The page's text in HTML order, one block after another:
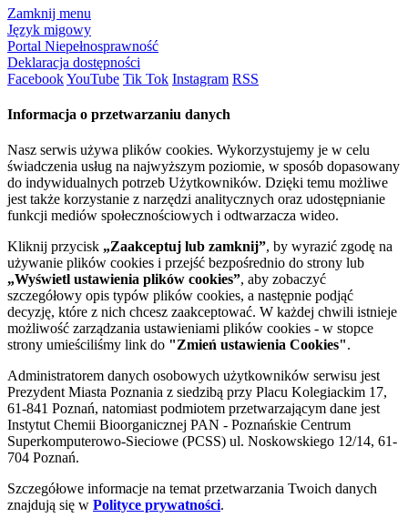
Zamknij menu
Język migowy
Portal Niepełnosprawność
Deklaracja dostępności
FacebookYouTube Tik Tok Instagram RSS
Informacja o przetwarzaniu danych
Nasz serwis używa plików cookies. Wykorzystujemy je w celu
świadczenia usług na najwyższym poziomie, w sposób dopasowany
do indywidualnych potrzeb Użytkowników. Dzięki temu możliwe
jest także korzystanie z narzędzi analitycznych oraz udostępnianie
funkcji mediów społecznościowych i odtwarzacza wideo.
Kliknij przycisk „Zaakceptuj lub zamknij”, by wyrazić zgodę na
używanie plików cookies i przejść bezpośrednio do strony lub
„Wyświetl ustawienia plików cookies”, aby zobaczyć
szczegółowy opis typów plików cookies, a następnie podjąć
decyzję, które z nich chcesz zaakceptować. W każdej chwili istnieje
możliwość zarządzania ustawieniami plików cookies - w stopce
strony umieściliśmy link do "Zmień ustawienia Cookies".
Administratorem danych osobowych użytkowników serwisu jest
Prezydent Miasta Poznania z siedzibą przy Placu Kolegiackim 17,
61-841 Poznań, natomiast podmiotem przetwarzającym dane jest
Instytut Chemii Bioorganicznej PAN - Poznańskie Centrum
Superkomputerowo-Sieciowe (PCSS) ul. Noskowskiego 12/14, 61-
704 Poznań.
Szczegółowe informacje na temat przetwarzania Twoich danych
znajdują się w Polityce prywatności.